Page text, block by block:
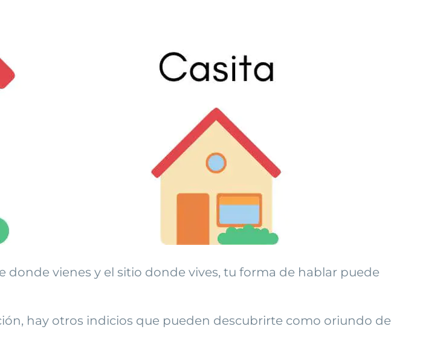
vienes y el sitio donde vives, tu forma de hablar puede
hay otros indicios que pueden descubrirte como oriundo de